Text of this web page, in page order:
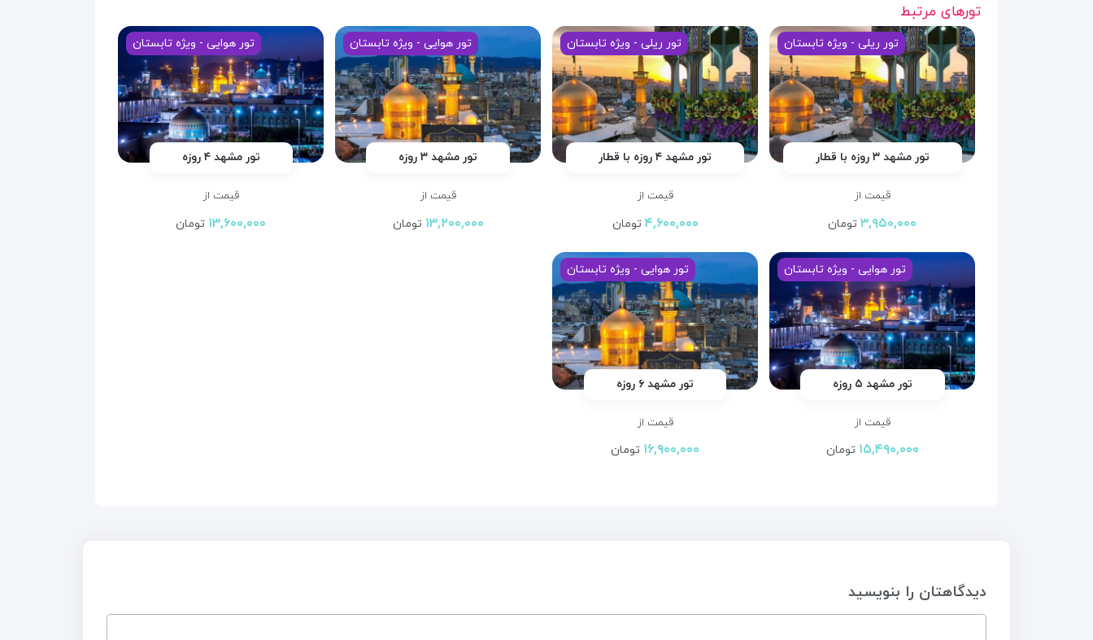
تورهای مرتبط
تور ریلی - ویژه تابستان
تور مشهد ۳ روزه با قطار
قیمت از
۳,۹۵۰,۰۰۰ تومان
تور ریلی - ویژه تابستان
تور مشهد ۴ روزه با قطار
قیمت از
۴,۶۰۰,۰۰۰ تومان
تور هوایی - ویژه تابستان
تور مشهد ۳ روزه
قیمت از
۱۳,۲۰۰,۰۰۰ تومان
تور هوایی - ویژه تابستان
تور مشهد ۴ روزه
قیمت از
۱۳,۶۰۰,۰۰۰ تومان
تور هوایی - ویژه تابستان
تور مشهد ۵ روزه
قیمت از
۱۵,۴۹۰,۰۰۰ تومان
تور هوایی - ویژه تابستان
تور مشهد ۶ روزه
قیمت از
۱۶,۹۰۰,۰۰۰ تومان
دیدگاهتان را بنویسید